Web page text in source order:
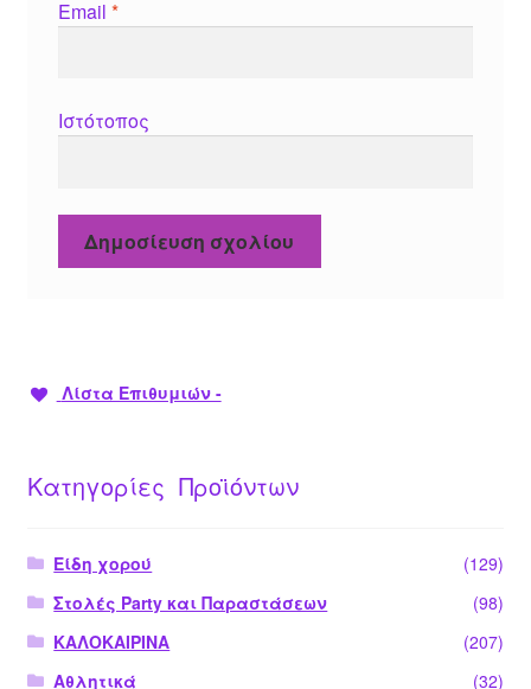
Email *
Ιστότοπος
Λίστα Επιθυμιών -
Κατηγορίες Προϊόντων
Είδη χορού
(129)
Στολές Party και Παραστάσεων
(98)
ΚΑΛΟΚΑΙΡΙΝΑ
(207)
Αθλητικά
(32)